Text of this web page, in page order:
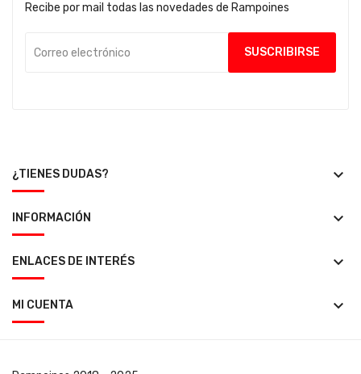
Recibe por mail todas las novedades de Rampoines
¿TIENES DUDAS? keyboard_arrow_down
INFORMACIÓN keyboard_arrow_down
ENLACES DE INTERÉS keyboard_arrow_down
MI CUENTA keyboard_arrow_down